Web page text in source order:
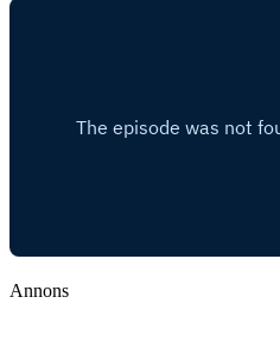
Annons